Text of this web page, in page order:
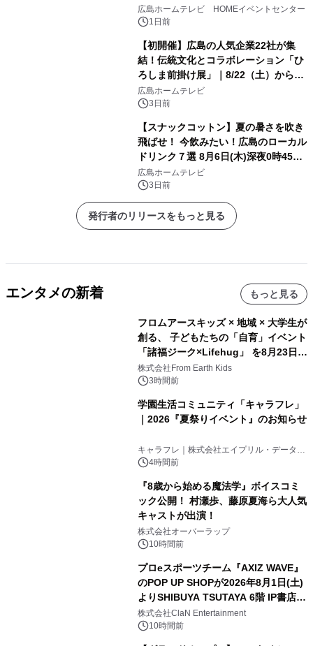
広島ホームテレビ HOMEイベントセンター
1日前
【初開催】広島の人気企業22社が集
結！伝統文化とコラボレーション「ひ
ろしま前掛け展」｜8/22（土）から開
幕！
広島ホームテレビ
3日前
【スナックコットン】夏の暑さを吹き
飛ばせ！ 今飲みたい！広島のローカル
ドリンク７選 8月6日(木)深夜0時45分
放送
広島ホームテレビ
3日前
発行者のリリースをもっと見る
エンタメの新着 もっと見る
フロムアースキッズ × 地域 × 大学生が
創る、 子どもたちの「自育」イベント
「諸福ジーク×Lifehug」 を8月23日
(日)開催
株式会社From Earth Kids
3時間前
学園生活コミュニティ「キャラフレ」
｜2026『夏祭りイベント』のお知らせ
キャラフレ｜株式会社エイプリル・データ・
デザインズ
4時間前
『8歳から始める魔法学』ボイスコミ
ック公開！ 村瀬歩、藤原夏海ら大人気
キャストが出演！
株式会社オーバーラップ
10時間前
プロeスポーツチーム『AXIZ WAVE』
のPOP UP SHOPが2026年8月1日(土)
よりSHIBUYA TSUTAYA 6階 IP書店で
開催決定！！
株式会社ClaN Entertainment
10時間前